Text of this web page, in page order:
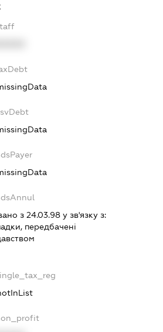
з 24.03.98 у зв'язку з:
передбаченi